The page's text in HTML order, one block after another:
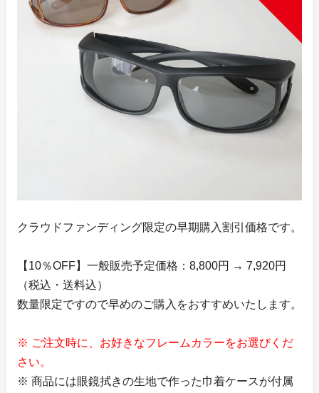
クラウドファンディング限定の早期購入割引価格です。
【10％OFF】一般販売予定価格：8,800円 → 7,920円
（税込・送料込）
数量限定ですので早めのご購入をおすすめいたします。
※ ご注文時に、お好きなフレームカラーをお選びくだ
さい。
※ 商品には眼鏡拭きの生地で作った巾着ケースが付属